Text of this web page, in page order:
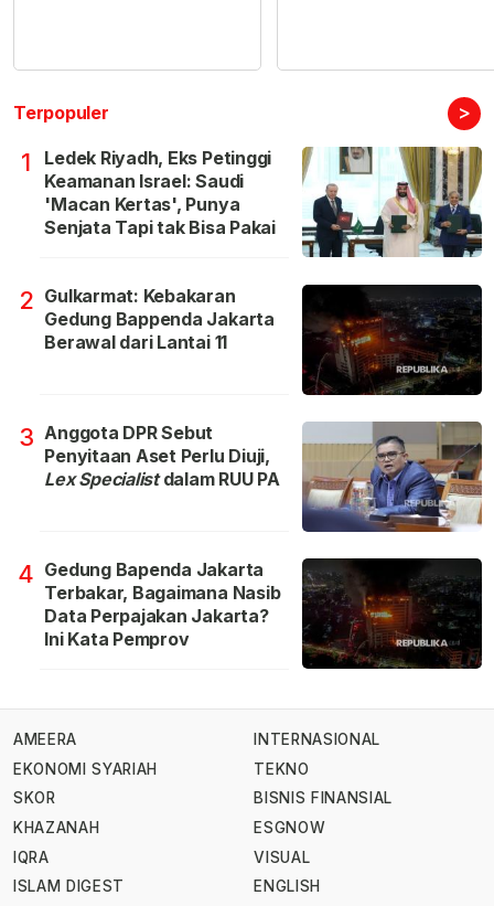
Terpopuler >
1
Ledek Riyadh, Eks Petinggi
Keamanan Israel: Saudi
'Macan Kertas', Punya
Senjata Tapi tak Bisa Pakai
2 Gulkarmat: Kebakaran
Gedung Bappenda Jakarta
Berawal dari Lantai 11
3 Anggota DPR Sebut
Penyitaan Aset Perlu Diuji,
Lex Specialistdalam RUU PA
4 Gedung Bapenda Jakarta
Terbakar, Bagaimana Nasib
Data Perpajakan Jakarta?
Ini Kata Pemprov
AMEERA
EKONOMI SYARIAH
SKOR
KHAZANAH
IQRA
ISLAM DIGEST
INTERNASIONAL
TEKNO
BISNIS FINANSIAL
ESGNOW
VISUAL
ENGLISH